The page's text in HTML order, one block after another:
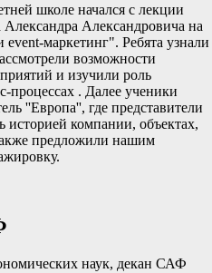
школе начался с лекции
Александровича на
маркетинг". Ребята узнали
возможности
и изучили роль
процессах . Далее ученики
''Европа'', где представители
историей компании, объектах,
предложили нашим
наук, декан САФ